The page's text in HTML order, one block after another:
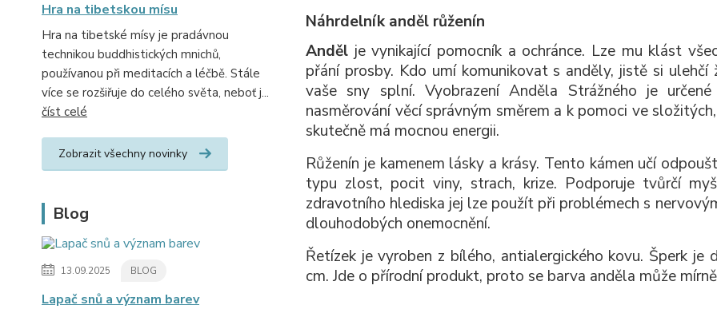
Hra na tibetskou mísu
Hra na tibetské mísy je pradávnou
technikou buddhistických mnichů,
používanou při meditacích a léčbě. Stále
více se rozšiřuje do celého světa, neboť j...
číst celé
Zobrazit všechny novinky
Blog
13.09.2025 BLOG
Lapač snů a význam barev
Náhrdelník anděl růženín
Andělje vynikající pomocník a ochránce. Lze mu klást
přání prosby. Kdo umí komunikovat s anděly, jistě si
vaše sny splní. Vyobrazení Anděla Strážného je
nasměrování věcí správným směrem a k pomoci ve
skutečně má mocnou energii.
Růženín je kamenem lásky a krásy. Tento kámen učí
typu zlost, pocit viny, strach, krize. Podporuje tvůrčí
zdravotního hlediska jej lze použít při problémech s
dlouhodobých onemocnění.
Řetízek je vyroben z bílého, antialergického kovu. Šperk
cm. Jde o přírodní produkt, proto se barva anděla může